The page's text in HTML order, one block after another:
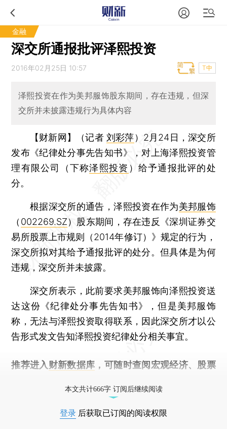
金融
深交所通报批评泽熙投资
2016年02月25日 10:57 T中
泽熙投资在作为美邦服饰股东期间，存在违规，但深
交所并未披露违规行为具体内容
【财新网】（记者刘彩萍） 2月24日，深交所
发布《纪律处分事先告知书》，对上海泽熙投资管
理有限公司（下称泽熙投资 ）给予通报批评的处
分。
根据深交所的通告，泽熙投资在作为美邦服饰
（ 002269.SZ）股东期间，存在违反《深圳证券交
易所股票上市规则（2014年修订）》规定的行为，
深交所拟对其给予通报批评的处分。但具体是为何
违规，深交所并未披露。
深交所表示，此前要求美邦服饰向泽熙投资送
达这份《纪律处分事先告知书》，但是美邦服饰
称，无法与泽熙投资取得联系，因此深交所才以公
告形式发文告知泽熙投资纪律处分相关事宜。
推荐进入 财新数据库 ，可随时查阅宏观经济、股票
本文共计666字 订阅后继续阅读
登录 后获取已订阅的阅读权限